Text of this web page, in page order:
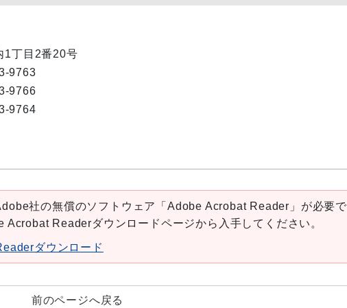
1丁目2番20号
9763
9766
9764
社の無償のソフトウェア「Adobe Acrobat Reader」が必要で
Acrobat Readerダウンロードページから入手してください。
ダウンロード
前のページへ戻る